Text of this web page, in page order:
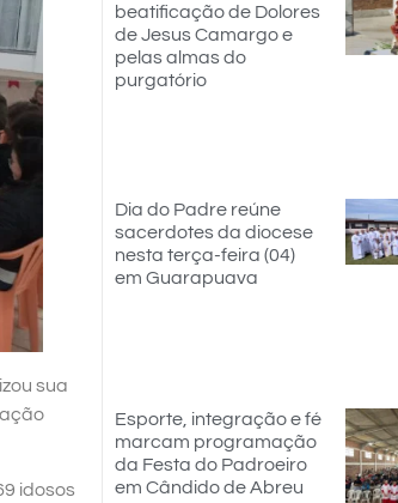
sua
idosos
beatificação de Dolores
de Jesus Camargo e
pelas almas do
purgatório
Dia do Padre reúne
sacerdotes da diocese
nesta terça-feira (04)
em Guarapuava
Esporte, integração e fé
marcam programação
da Festa do Padroeiro
em Cândido de Abreu